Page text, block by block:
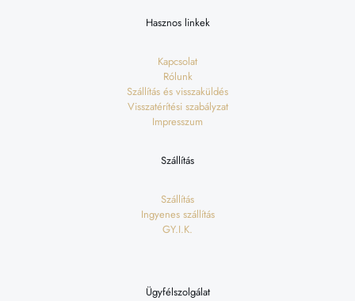
Hasznos linkek
Kapcsolat
Rólunk
Szállítás és visszaküldés
Visszatérítési szabályzat
Impresszum
Szállítás
Szállítás
Ingyenes szállítás
GY.I.K.
Ügyfélszolgálat